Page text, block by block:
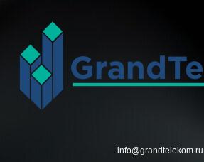
содержимому
info@grandtelekom.ru